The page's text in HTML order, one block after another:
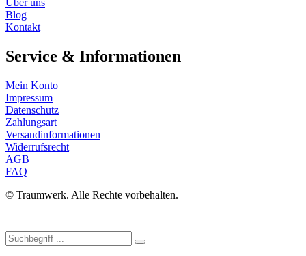
Über uns
Blog
Kontakt
Service & Informationen
Mein Konto
Impressum
Datenschutz
Zahlungsart
Versandinformationen
Widerrufsrecht
AGB
FAQ
© Traumwerk. Alle Rechte vorbehalten.